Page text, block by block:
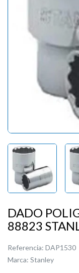
DADO
88823
Referencia: DAP1530
Marca: Stanley